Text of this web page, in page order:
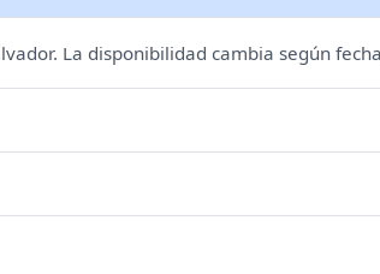
La disponibilidad cambia según